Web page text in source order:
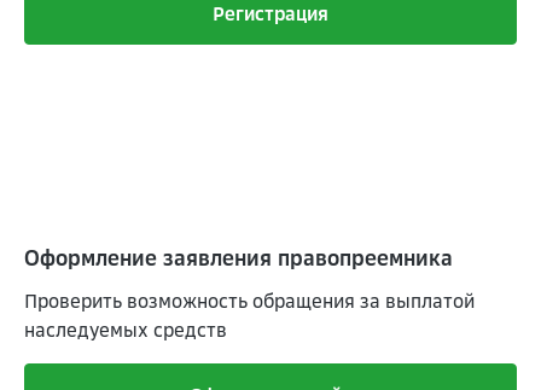
Регистрация
Оформление заявления правопреемника
Проверить возможность обращения за выплатой
наследуемых средств